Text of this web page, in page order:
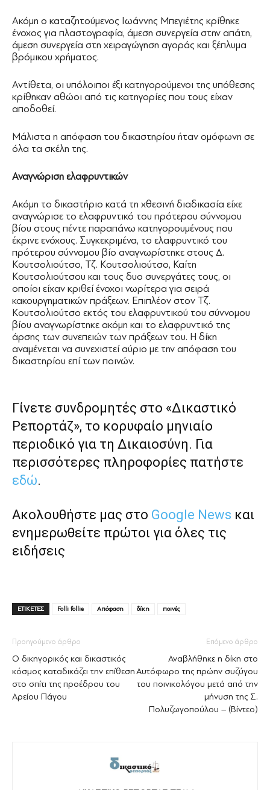
Ακόμη ο καταζητούμενος Ιωάννης Μπεγιέτης κρίθηκε
ένοχος για πλαστογραφία, άμεση συνεργεία στην απάτη,
άμεση συνεργεία στη χειραγώγηση αγοράς και ξέπλυμα
βρόμικου χρήματος.
Αντίθετα, οι υπόλοιποι έξι κατηγορούμενοι της υπόθεσης
κρίθηκαν αθώοι από τις κατηγορίες που τους είχαν
αποδοθεί.
Μάλιστα η απόφαση του δικαστηρίου ήταν ομόφωνη σε
όλα τα σκέλη της.
Αναγνώριση ελαφρυντικών
Ακόμη το δικαστήριο κατά τη χθεσινή διαδικασία είχε
αναγνώρισε το ελαφρυντικό του πρότερου σύννομου
βίου στους πέντε παραπάνω κατηγορουμένους που
έκρινε ενόχους. Συγκεκριμένα, το ελαφρυντικό του
πρότερου σύννομου βίο αναγνωρίστηκε στους Δ.
Κουτσολιούτσο, Τζ. Κουτσολιούτσο, Καίτη
Κουτσολιούτσου και τους δυο συνεργάτες τους, οι
οποίοι είχαν κριθεί ένοχοι νωρίτερα για σειρά
κακουργηματικών πράξεων. Επιπλέον στον Τζ.
Κουτσολιούτσο εκτός του ελαφρυντικού του σύννομου
βίου αναγνωρίστηκε ακόμη και το ελαφρυντικό της
άρσης των συνεπειών των πράξεων του. Η δίκη
αναμένεται να συνεχιστεί αύριο με την απόφαση του
δικαστηρίου επί των ποινών.
Γίνετε συνδρομητές στο «Δικαστικό
Ρεπορτάζ», το κορυφαίο μηνιαίο
περιοδικό για τη Δικαιοσύνη. Για
περισσότερες πληροφορίες πατήστε
εδώ.
Ακολουθήστε μας στο Google News και
ενημερωθείτε πρώτοι για όλες τις
ειδήσεις
ΕΤΙΚΕΤΕΣ Folli follie Απόφαση δίκη ποινές
Προηγούμενο άρθρο
Ο δικηγορικός και δικαστικός
κόσμος καταδικάζει την επίθεση
στο σπίτι της προέδρου του
Αρείου Πάγου
Επόμενο άρθρο
Αναβλήθηκε η δίκη στο
Αυτόφωρο της πρώην συζύγου
του ποινικολόγου μετά από την
μήνυση της Σ.
Πολυζωγοπούλου – (Βίντεο)